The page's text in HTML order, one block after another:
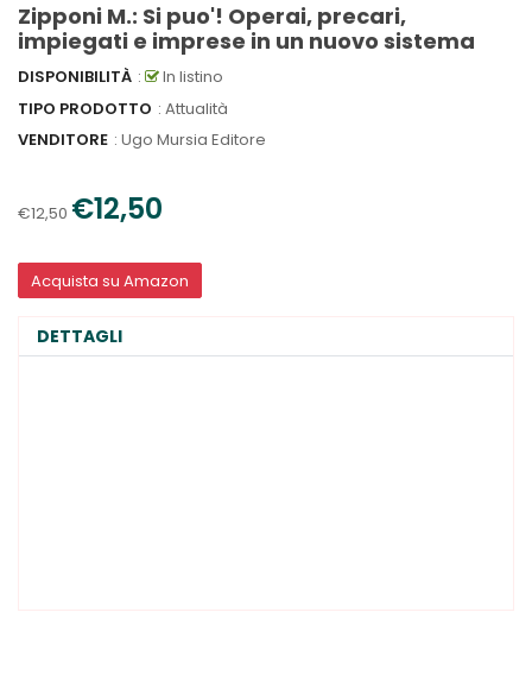
Zipponi M.: Si puo'! Operai, precari,
impiegati e imprese in un nuovo sistema
DISPONIBILITÀ :
In listino
TIPO PRODOTTO : Attualità
VENDITORE : Ugo Mursia Editore
€12,50 €12,50
Acquista su Amazon
DETTAGLI